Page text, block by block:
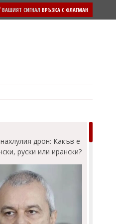
ВАШИЯТ СИГНАЛ ВРЪЗКА С ФЛАГМАН
дрон: Какъв е
руски или ирански?